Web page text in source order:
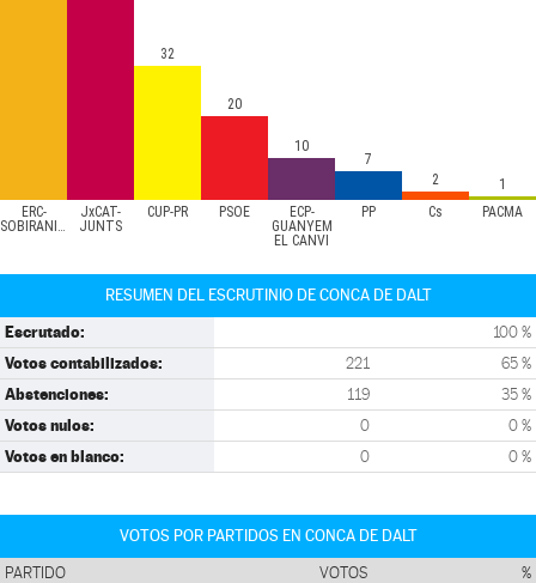
ERC-
SOBIRANISTES
JxCAT-
JUNTS
CUP-PR PSOE
ECP-
GUANYEM
EL CANVI
PP Cs PACMA
32
20
10
7
2
1
RESUMEN DEL ESCRUTINIO DE CONCA DE DALT
Escrutado: 100 %
Votos contabilizados: 221 65 %
Abstenciones: 119 35 %
Votos nulos: 0 0 %
Votos en blanco: 0 0 %
VOTOS POR PARTIDOS EN CONCA DE DALT
PARTIDO VOTOS %